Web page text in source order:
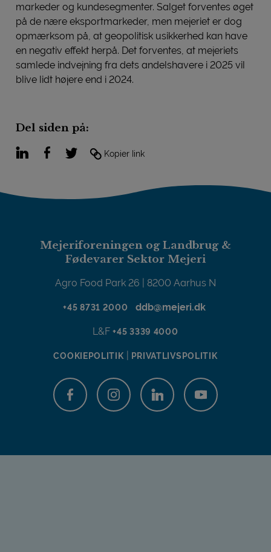
markeder og kundesegmenter. Salget forventes øget
på de nære eksportmarkeder, men mejeriet er dog
opmærksom på, at geopolitisk usikkerhed kan have
en negativ effekt herpå. Det forventes, at mejeriets
samlede indvejning fra dets andelshavere i 2025 vil
blive lidt højere end i 2024.
Del siden på:
LinkedInFacebook
TwitterKopier link
Mejeriforeningen og Landbrug &
Fødevarer Sektor Mejeri
Agro Food Park 26 | 8200 Aarhus N
+45 8731 2000 ddb@mejeri.dk
L&F+45 3339 4000
COOKIEPOLITIK PRIVATLIVSPOLITIK